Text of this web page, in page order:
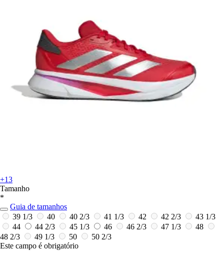
+13
Tamanho
*
Guia de tamanhos
39 1/3
40 40 2/3 41 1/3 42 42 2/3
43 1/3
44
44 2/3 45 1/3 46 46 2/3 47 1/3
48
48 2/3
49 1/3 50
50 2/3
Este campo é obrigatório